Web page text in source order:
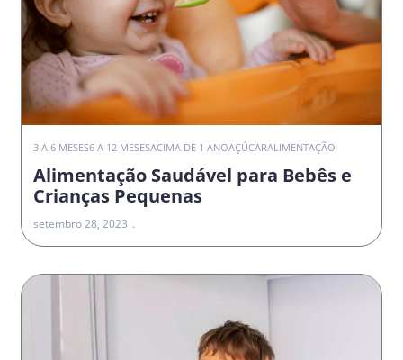
3 A 6 MESES6 A 12 MESESACIMA DE 1 ANOAÇÚCARALIMENTAÇÃO
Alimentação Saudável para Bebês e
Crianças Pequenas
setembro 28, 2023